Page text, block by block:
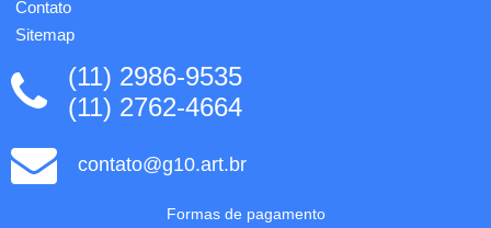
Contato
Sitemap
(11) 2986-9535
(11) 2762-4664
contato@g10.art.br
Formas de pagamento